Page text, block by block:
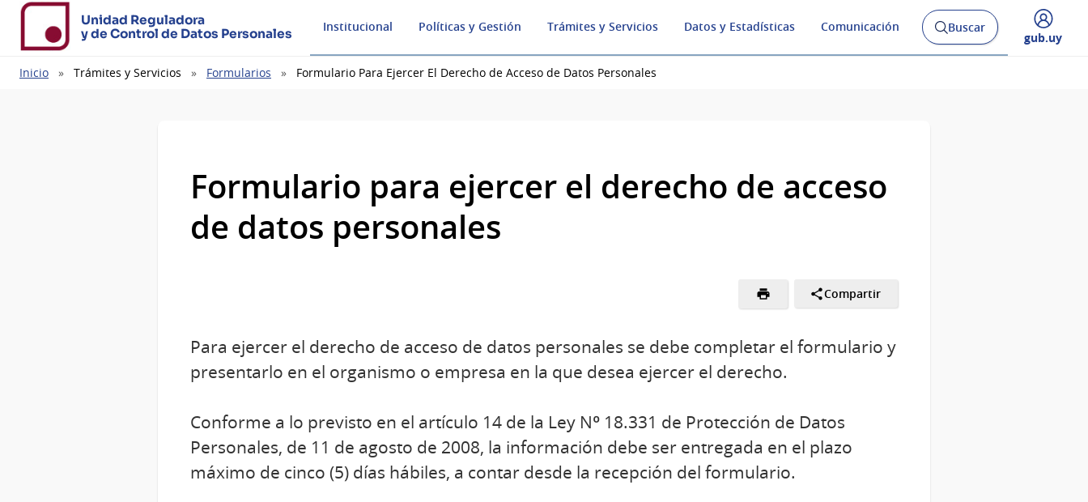
Unidad Reguladora
y de Control de Datos Personales
Institucional Políticas y Gestión Trámites y Servicios Datos y Estadísticas Comunicación
Abrir
buscador
Buscar
Desplegar
gub.uy
Ruta
Inicio Trámites y Servicios Formularios Formulario Para Ejercer El Derecho de Acceso de Datos Personales
Formulario para ejercer el derecho de acceso
de datos personales
Compartir
Para ejercer el derecho de acceso de datos personales se debe completar el formulario y
presentarlo en el organismo o empresa en la que desea ejercer el derecho.
Conforme a lo previsto en el artículo 14 de la Ley Nº 18.331 de Protección de Datos
Personales, de 11 de agosto de 2008, la información debe ser entregada en el plazo
máximo de cinco (5) días hábiles, a contar desde la recepción del formulario.